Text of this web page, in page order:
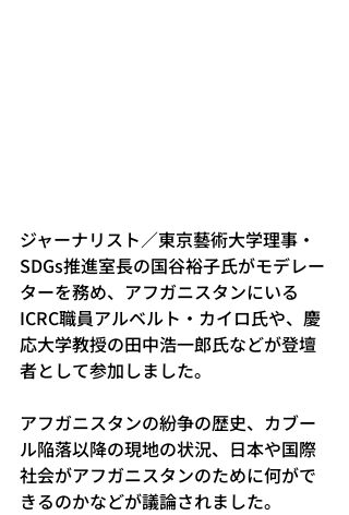
ジャーナリスト／東京藝術大学理事・
SDGs推進室長の国谷裕子氏がモデレー
ターを務め、アフガニスタンにいる
ICRC職員アルベルト・カイロ氏や、慶
応大学教授の田中浩一郎氏などが登壇
者として参加しました。
アフガニスタンの紛争の歴史、カブー
ル陥落以降の現地の状況、日本や国際
社会がアフガニスタンのために何がで
きるのかなどが議論されました。